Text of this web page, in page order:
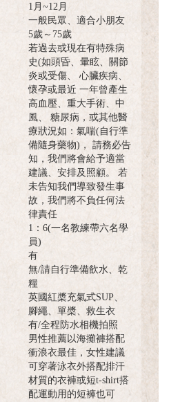
1月~12月
一般民眾、適合小朋友
5歲～75歲
若過去或現在有特殊病
史(如頭昏、暈眩、關節
炎或受傷、 心臟疾病、
懷孕或最近 一年曾產生
高血壓、重大手術、中
風、 糖尿病，或其他醫
療狀況如：氣喘(自行準
備隨身藥物)， 請務必告
知，我們將會給予適當
建議、安排及照顧。 若
未告知我們導致發生事
故，我們將不負任何法
律責任
1：6(一名教練帶六名學
員)
有
無/請自行準備飲水、乾
糧
英國紅槳充氣式SUP、
腳繩、單槳、救生衣
有/全程防水相機拍照
男性推薦以海攤褲搭配
衝浪衣最佳，女性建議
可穿著泳衣外搭配排汗
材質的衣褲或短t-shirt搭
配運動用的短褲也可